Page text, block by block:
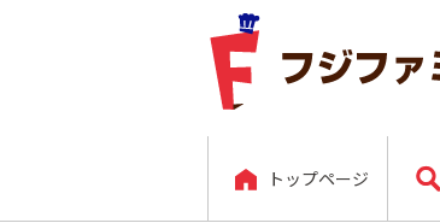
トップページ